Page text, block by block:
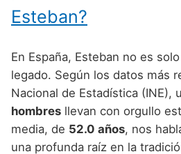
Nombres de niño que
Nombres de niño que
Nombres de niño que
Nombres de niño que
Nombres de niño que
Nombres de Niño
Nombres de Niño
Nombres de Niño
Nombres de Niño
Nombres de
Nombres de Niño
Nombres de Niño
Esteban?
En España, Esteban no es
legado. Según los datos más
Nacional de Estadística (INE),
hombres llevan con orgullo
media, de 52.0 años, nos
una profunda raíz en la